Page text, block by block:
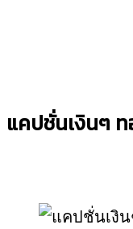
แคปชั่นเงินๆ